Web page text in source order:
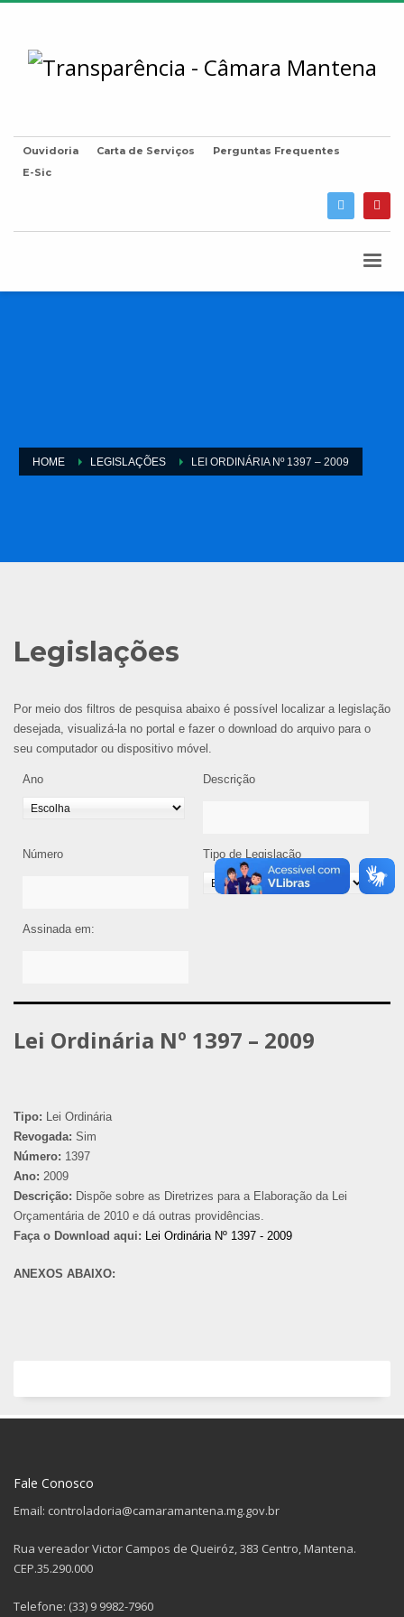
Ouvidoria Carta de Serviços
Perguntas Frequentes
E-Sic
HOME LEGISLAÇÕES LEI ORDINÁRIA Nº 1397 – 2009
Legislações
Por meio dos filtros de pesquisa abaixo é possível localizar a legislação
desejada, visualizá-la no portal e fazer o download do arquivo para o
seu computador ou dispositivo móvel.
Ano Descrição
Número Tipo de Legislação
Assinada em:
Lei Ordinária Nº 1397 – 2009
Tipo: Lei Ordinária
Revogada: Sim
Número: 1397
Ano: 2009
Descrição: Dispõe sobre as Diretrizes para a Elaboração da Lei
Orçamentária de 2010 e dá outras providências.
Faça o Download aqui: Lei Ordinária Nº 1397 - 2009
ANEXOS ABAIXO:
Fale Conosco
Email: controladoria@camaramantena.mg.gov.br
Rua vereador Victor Campos de Queiróz, 383 Centro, Mantena.
CEP.35.290.000
Telefone: (33) 9 9982-7960